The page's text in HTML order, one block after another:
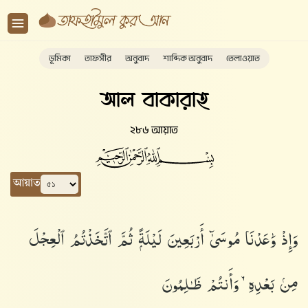
ভূমিকা তাফসীর অনুবাদ শাব্দিক অনুবাদ তেলাওয়াত
আল বাকারাহ
২৮৬ আয়াত
আয়াত
وَإِذْ وَٰعَدْنَا مُوسَىٰٓ أَرْبَعِينَ لَيْلَةًۭ ثُمَّ ٱتَّخَذْتُمُ ٱلْعِجْلَ
مِنۢ بَعْدِهِۦ وَأَنتُمْ ظَـٰلِمُونَ